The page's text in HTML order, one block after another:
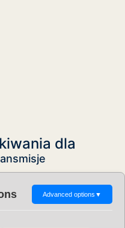
dla
Advanced options ▼